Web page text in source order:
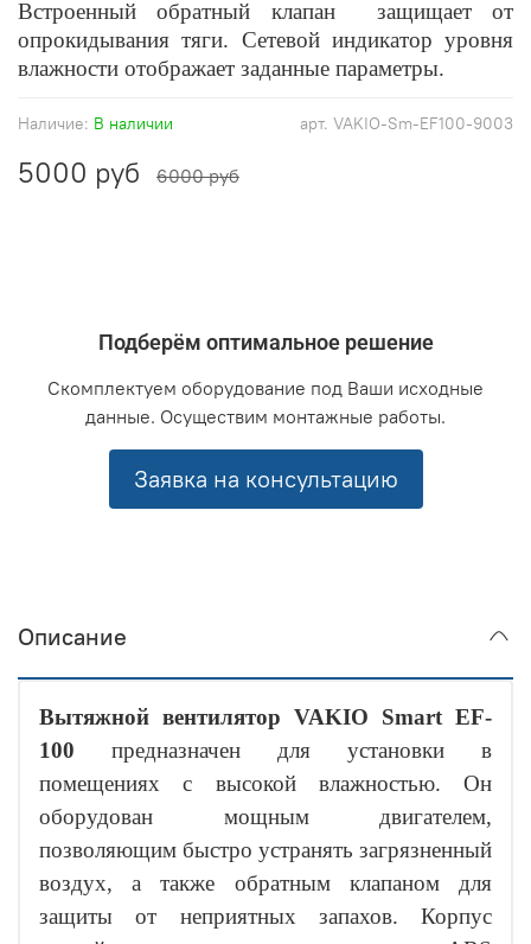
арт. VAKIO-Sm-EF100-9003
Наличие: В наличии
5000 руб 6000 руб
Встроенный обратный клапан защищает от
опрокидывания тяги. Сетевой индикатор уровня
влажности отображает заданные параметры.
Подберём оптимальное решение
Скомплектуем оборудование под Ваши исходные
данные. Осуществим монтажные работы.
Заявка на консультацию
Описание
Вытяжной вентилятор VAKIO Smart EF-
100 предназначен для установки в
помещениях с высокой влажностью. Он
оборудован мощным двигателем,
позволяющим быстро устранять загрязненный
воздух, а также обратным клапаном для
защиты от неприятных запахов. Корпус